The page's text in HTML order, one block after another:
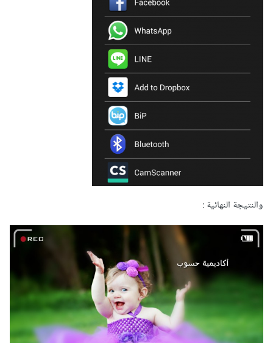
والنتيجة النهائية :